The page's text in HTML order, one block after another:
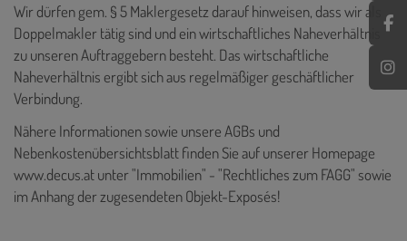
Wir dürfen gem. § 5 Maklergesetz darauf hinweisen, dass wir als
Doppelmakler tätig sind und ein wirtschaftliches Naheverhältnis
zu unseren Auftraggebern besteht. Das wirtschaftliche
Naheverhältnis ergibt sich aus regelmäßiger geschäftlicher
Verbindung.
Nähere Informationen sowie unsere AGBs und
Nebenkostenübersichtsblatt finden Sie auf unserer Homepage
www.decus.at unter "Immobilien" - "Rechtliches zum FAGG" sowie
im Anhang der zugesendeten Objekt-Exposés!